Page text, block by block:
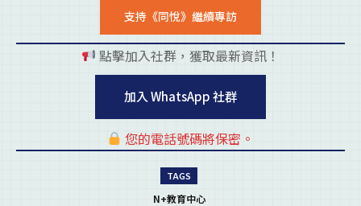
支持《同悅》繼續專訪
點擊加入社群，獲取最新資訊！
加入 WhatsApp 社群
您的電話號碼將保密。
TAGS
N+教育中心